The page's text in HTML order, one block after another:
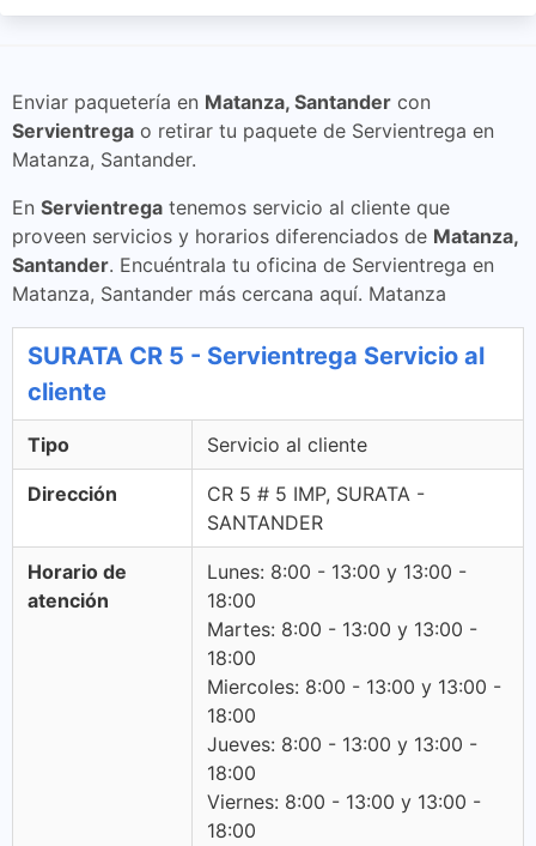
Enviar paquetería en Matanza, Santander con
Servientrega o retirar tu paquete de Servientrega en
Matanza, Santander.
En Servientrega tenemos servicio al cliente que
proveen servicios y horarios diferenciados de Matanza,
Santander. Encuéntrala tu oficina de Servientrega en
Matanza, Santander más cercana aquí. Matanza
SURATA CR 5 - Servientrega Servicio al
cliente
Tipo Servicio al cliente
Dirección
CR 5 # 5 IMP, SURATA -
SANTANDER
Horario de
atención
Lunes: 8:00 - 13:00 y 13:00 -
18:00
Martes: 8:00 - 13:00 y 13:00 -
18:00
Miercoles: 8:00 - 13:00 y 13:00 -
18:00
Jueves: 8:00 - 13:00 y 13:00 -
18:00
Viernes: 8:00 - 13:00 y 13:00 -
18:00